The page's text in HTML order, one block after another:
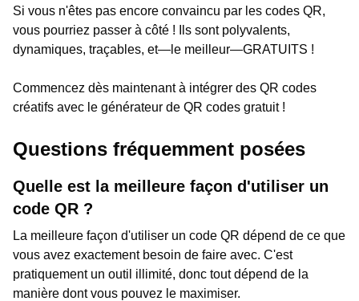
Si vous n'êtes pas encore convaincu par les codes QR,
vous pourriez passer à côté ! Ils sont polyvalents,
dynamiques, traçables, et—le meilleur—GRATUITS !
Commencez dès maintenant à intégrer des QR codes
créatifs avec le générateur de QR codes gratuit !
Questions fréquemment posées
Quelle est la meilleure façon d'utiliser un
code QR ?
La meilleure façon d'utiliser un code QR dépend de ce que
vous avez exactement besoin de faire avec. C'est
pratiquement un outil illimité, donc tout dépend de la
manière dont vous pouvez le maximiser.